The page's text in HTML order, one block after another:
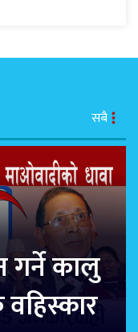
सबै
गर्ने कालु